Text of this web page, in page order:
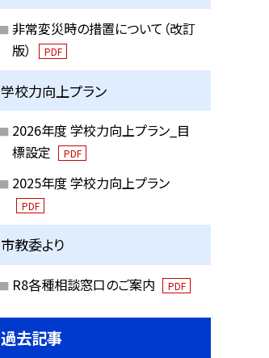
非常変災時の措置について（改訂
版）
PDF
学校力向上プラン
2026年度 学校力向上プラン_目
標設定
PDF
2025年度 学校力向上プラン
PDF
市教委より
R8各種相談窓口のご案内 PDF
過去記事